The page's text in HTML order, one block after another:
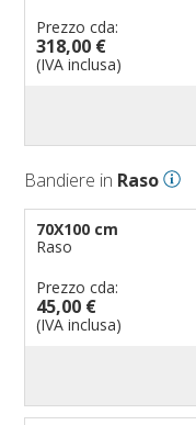
Prezzo cda:
318,00 €
(IVA inclusa)
Bandiere in Raso
70X100 cm
Raso
Prezzo cda:
45,00 €
(IVA inclusa)